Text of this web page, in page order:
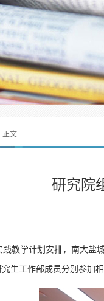
正文
研究院
教学计划安排，南大盐
生工作部成员分别参加